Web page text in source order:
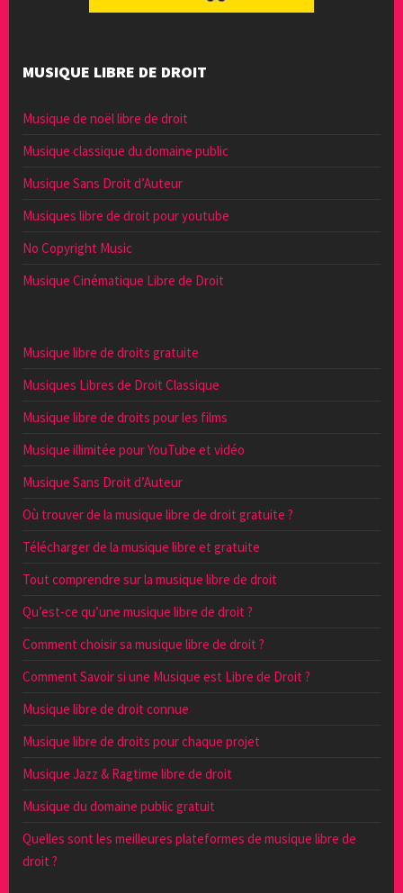
MUSIQUE LIBRE DE DROIT
Musique de noël libre de droit
Musique classique du domaine public
Musique Sans Droit d’Auteur
Musiques libre de droit pour youtube
No Copyright Music
Musique Cinématique Libre de Droit
Musique libre de droits gratuite
Musiques Libres de Droit Classique
Musique libre de droits pour les films
Musique illimitée pour YouTube et vidéo
Musique Sans Droit d’Auteur
Où trouver de la musique libre de droit gratuite ?
Télécharger de la musique libre et gratuite
Tout comprendre sur la musique libre de droit
Qu’est-ce qu’une musique libre de droit ?
Comment choisir sa musique libre de droit ?
Comment Savoir si une Musique est Libre de Droit ?
Musique libre de droit connue
Musique libre de droits pour chaque projet
Musique Jazz & Ragtime libre de droit
Musique du domaine public gratuit
Quelles sont les meilleures plateformes de musique libre de
droit ?